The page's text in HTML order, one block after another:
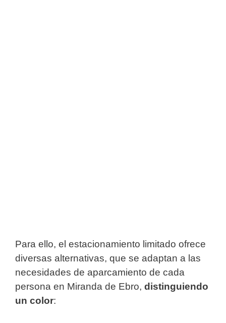
Para ello, el estacionamiento limitado ofrece
diversas alternativas, que se adaptan a las
necesidades de aparcamiento de cada
persona en Miranda de Ebro, distinguiendo
un color: